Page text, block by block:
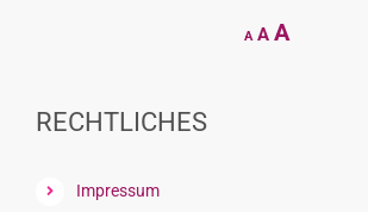
A
Decrease
font
A Reset
AIncrease
RECHTLICHES
Impressum